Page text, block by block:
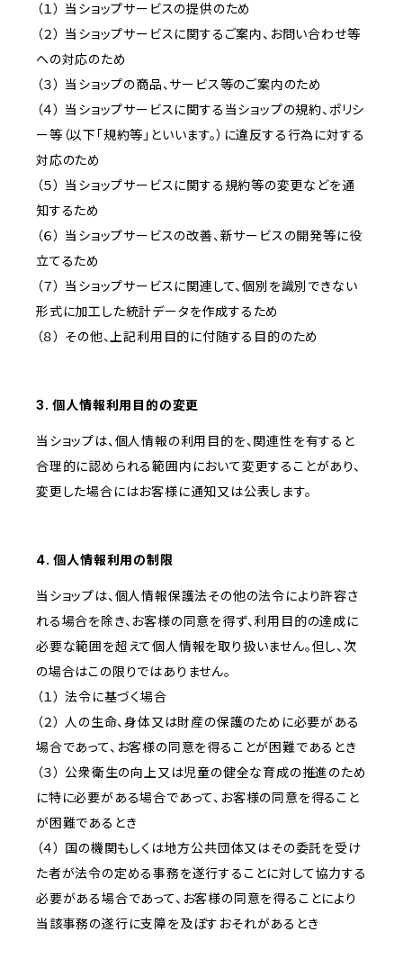
（１） 当ショップサービスの提供のため
（２） 当ショップサービスに関するご案内、お問い合わせ等
への対応のため
（３） 当ショップの商品、サービス等のご案内のため
（４） 当ショップサービスに関する当ショップの規約、ポリシ
ー等（以下「規約等」といいます。）に違反する行為に対する
対応のため
（５） 当ショップサービスに関する規約等の変更などを通
知するため
（６） 当ショップサービスの改善、新サービスの開発等に役
立てるため
（７） 当ショップサービスに関連して、個別を識別できない
形式に加工した統計データを作成するため
（８） その他、上記利用目的に付随する目的のため
3. 個人情報利用目的の変更
当ショップは、個人情報の利用目的を、関連性を有すると
合理的に認められる範囲内において変更することがあり、
変更した場合にはお客様に通知又は公表します。
4. 個人情報利用の制限
当ショップは、個人情報保護法その他の法令により許容さ
れる場合を除き、お客様の同意を得ず、利用目的の達成に
必要な範囲を超えて個人情報を取り扱いません。但し、次
の場合はこの限りではありません。
（１） 法令に基づく場合
（２） 人の生命、身体又は財産の保護のために必要がある
場合であって、お客様の同意を得ることが困難であるとき
（３） 公衆衛生の向上又は児童の健全な育成の推進のため
に特に必要がある場合であって、お客様の同意を得ること
が困難であるとき
（４） 国の機関もしくは地方公共団体又はその委託を受け
た者が法令の定める事務を遂行することに対して協力する
必要がある場合であって、お客様の同意を得ることにより
当該事務の遂行に支障を及ぼすおそれがあるとき